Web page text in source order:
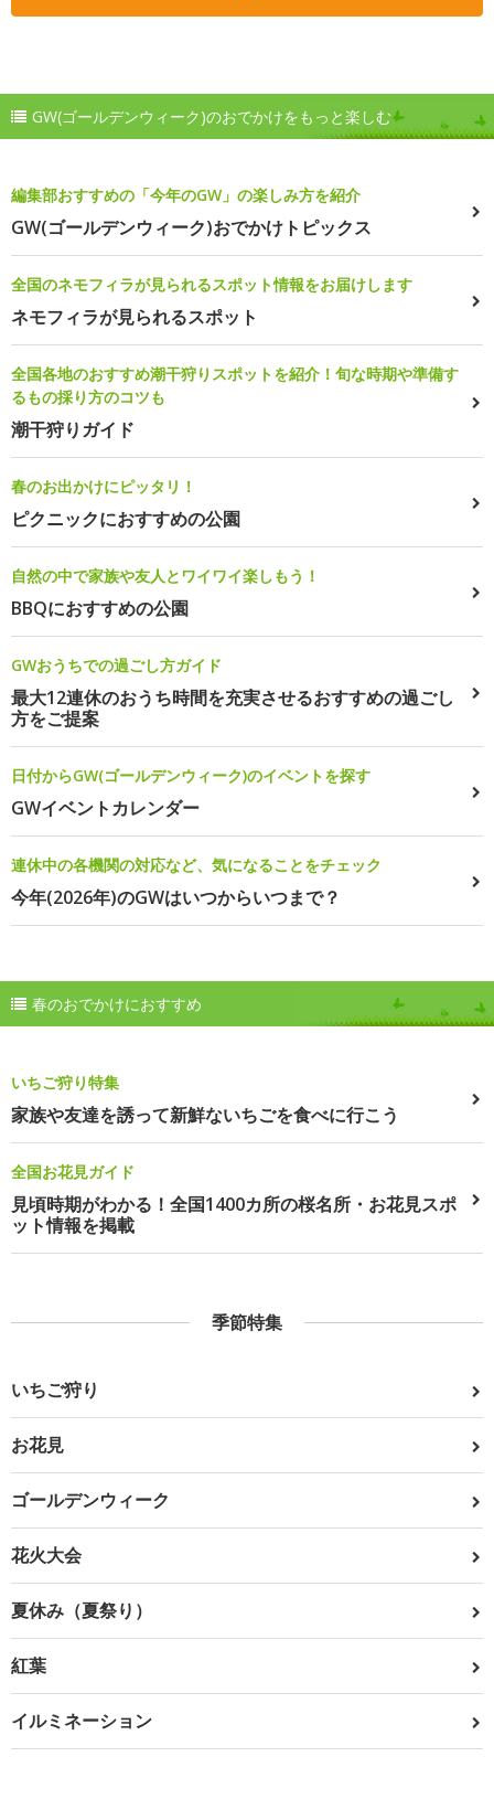
GW(ゴールデンウィーク)のおでかけをもっと楽しむ
編集部おすすめの「今年のGW」の楽しみ方を紹介
GW(ゴールデンウィーク)おでかけトピックス
全国のネモフィラが見られるスポット情報をお届けします
ネモフィラが見られるスポット
全国各地のおすすめ潮干狩りスポットを紹介！旬な時期や準備す
るもの採り方のコツも
潮干狩りガイド
春のお出かけにピッタリ！
ピクニックにおすすめの公園
自然の中で家族や友人とワイワイ楽しもう！
BBQにおすすめの公園
GWおうちでの過ごし方ガイド
最大12連休のおうち時間を充実させるおすすめの過ごし
方をご提案
日付からGW(ゴールデンウィーク)のイベントを探す
GWイベントカレンダー
連休中の各機関の対応など、気になることをチェック
今年(2026年)のGWはいつからいつまで？
春のおでかけにおすすめ
いちご狩り特集
家族や友達を誘って新鮮ないちごを食べに行こう
全国お花見ガイド
見頃時期がわかる！全国1400カ所の桜名所・お花見スポ
ット情報を掲載
季節特集
いちご狩り
お花見
ゴールデンウィーク
花火大会
夏休み（夏祭り）
紅葉
イルミネーション